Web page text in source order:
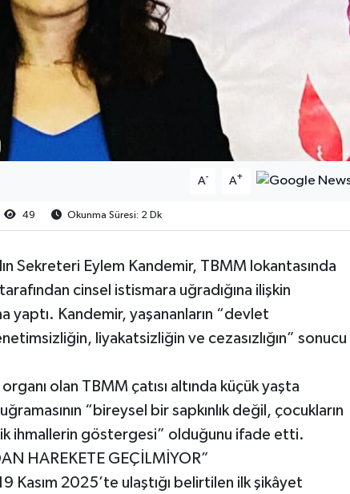
A- A+
49 Okunma Süresi: 2 Dk
Sekreteri Eylem Kandemir, TBMM lokantasında
cinsel istismara uğradığına ilişkin
yaptı. Kandemir, yaşananların “devlet
liyakatsizliğin ve cezasızlığın” sonucu
olan TBMM çatısı altında küçük yaşta
“bireysel bir sapkınlık değil, çocukların
ihmallerin göstergesi” olduğunu ifade etti.
HAREKETE GEÇİLMİYOR”
Kasım 2025’te ulaştığı belirtilen ilk şikâyet